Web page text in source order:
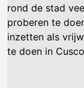
rond de stad
proberen te
inzetten als
te doen in